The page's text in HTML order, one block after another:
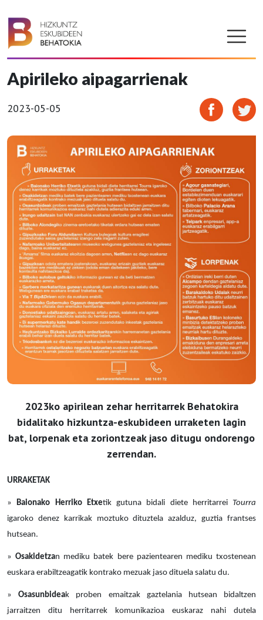
Apirileko aipagarrienak
2023-05-05
2023ko apirilean zehar herritarrek Behatokira
bidalitako hizkuntza-eskubideen urraketen lagin
bat, lorpenak eta zoriontzeak jaso ditugu ondorengo
zerrendan.
URRAKETAK
» Baionako Herriko Etxetik gutuna bidali diete herritarrei Tourra
igaroko denez karrikak moztuko dituztela azalduz, guztia frantses
hutsean.
»Osakidetzan mediku batek bere pazientearen mediku txostenean
euskara erabiltzeagatik kontrako mezuak jaso dituela salatu du.
»Osasunbideak proben emaitzak gaztelania hutsean bidaltzen
jarraitzen ditu herritarrek komunikazioa euskaraz nahi dutela